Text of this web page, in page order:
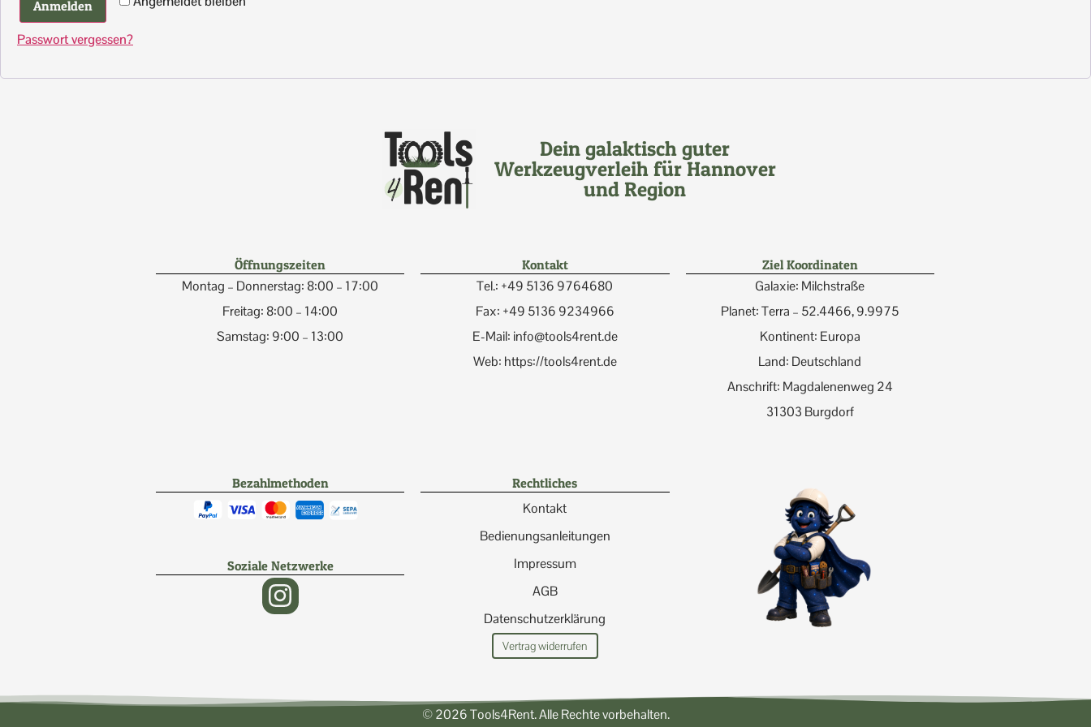
Anmelden
Passwort vergessen?
Dein galaktisch guter
Werkzeugverleih für Hannover
und Region
Öffnungszeiten
Montag – Donnerstag: 8:00 – 17:00
Freitag: 8:00 – 14:00
Samstag: 9:00 – 13:00
Kontakt
Tel.: +49 5136 9764680
Fax: +49 5136 9234966
E-Mail: info@tools4rent.de
Web: https://tools4rent.de
Ziel Koordinaten
Galaxie: Milchstraße
Planet: Terra – 52.4466, 9.9975
Kontinent: Europa
Land: Deutschland
Anschrift: Magdalenenweg 24
31303 Burgdorf
Bezahlmethoden
Soziale Netzwerke
Rechtliches
Kontakt
Bedienungsanleitungen
Impressum
AGB
Datenschutzerklärung
Vertrag widerrufen
© 2026 Tools4Rent. Alle Rechte vorbehalten.